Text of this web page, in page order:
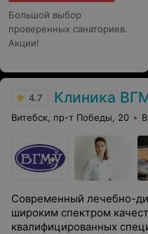
Большой выбор
проверенных санаториев.
Акции!
4.7 Клиника
Витебск, пр-т Победы, 20
Современный лечебно-
широким спектром
квалифицированных